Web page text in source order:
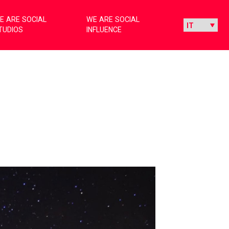
ARE SOCIAL
WE ARE SOCIAL
INFLUENCE